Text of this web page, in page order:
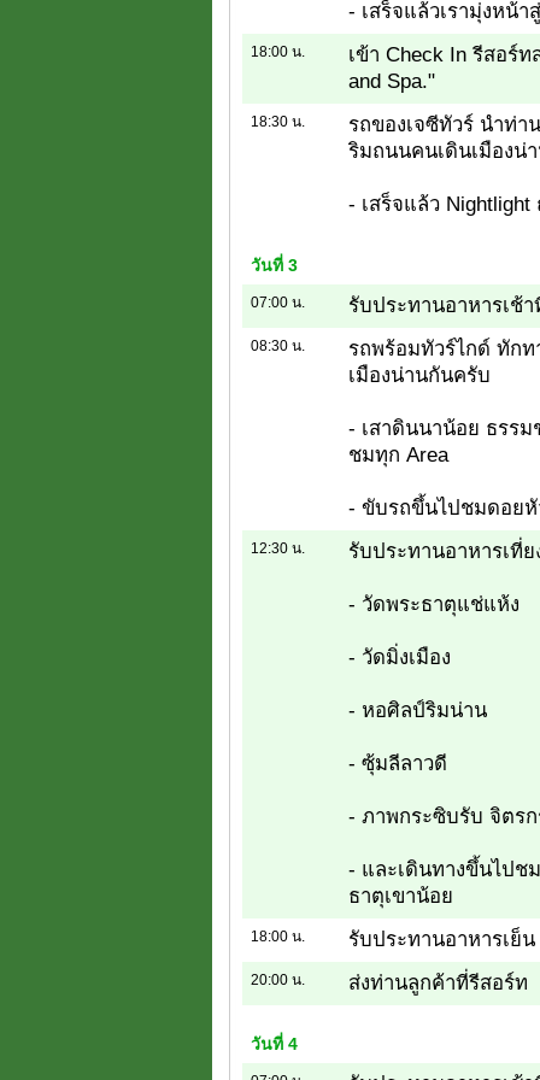
- เสร็จแล้วเรามุ่งหน้า
18:00 น.
เข้า Check In รีสอร์
and Spa."
18:30 น.
รถของเจซีทัวร์ นำท่า
ริมถนนคนเดินเมืองน่
- เสร็จแล้ว
วันที่ 3
07:00 น. รับประทานอาหารเช้
08:30 น.
รถพร้อมทัวร์ไกด์ ทัก
เมืองน่านกันครับ
- เสาดินนาน้อย ธรรม
ชมทุก Area
- ขับรถขึ้นไปชมดอยหั
12:30 น. รับประทานอาหารเที่ย
- วัดพระธาตุแช่แห้ง
- วัดมิ่งเมือง
- หอศิลป์ริมน่าน
- ซุ้มลีลาวดี
- ภาพกระซิบรับ จิตร
- และเดินทางขึ้นไปช
ธาตุเขาน้อย
18:00 น. รับประทานอาหารเย็
20:00 น. ส่งท่านลูกค้าที่รีสอร์ท
วันที่ 4